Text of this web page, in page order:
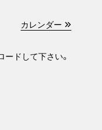
カレンダー
ードして下さい。